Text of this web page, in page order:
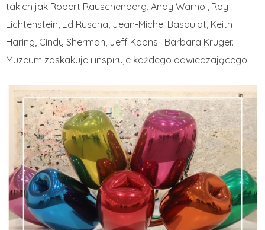
takich jak Robert Rauschenberg, Andy Warhol, Roy
Lichtenstein, Ed Ruscha, Jean-Michel Basquiat, Keith
Haring, Cindy Sherman, Jeff Koons i Barbara Kruger.
Muzeum zaskakuje i inspiruje każdego odwiedzającego.